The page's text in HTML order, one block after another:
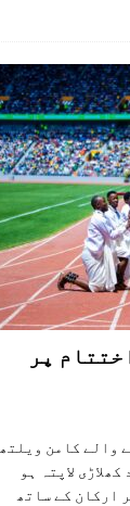
پر
ہونے والے کامن ویلتھ
لاپتہ ہو
ارکان کے ساتھ